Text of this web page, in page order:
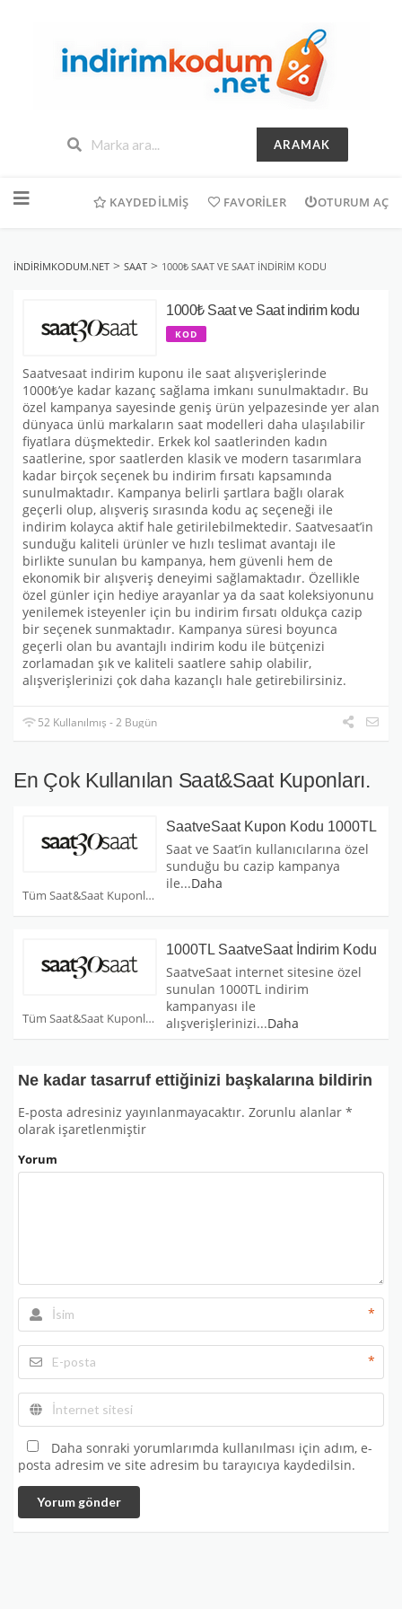
ARAMAK
geç
KAYDEDILMIŞ FAVORILER OTURUM AÇ
INDIRIMKODUM.NET > SAAT > 1000₺ SAAT VE SAAT INDIRIM KODU
1000₺ Saat ve Saat indirim kodu
KOD
Saatvesaat indirim kuponu ile saat alışverişlerinde
1000₺’ye kadar kazanç sağlama imkanı sunulmaktadır. Bu
özel kampanya sayesinde geniş ürün yelpazesinde yer alan
dünyaca ünlü markaların saat modelleri daha ulaşılabilir
fiyatlara düşmektedir. Erkek kol saatlerinden kadın
saatlerine, spor saatlerden klasik ve modern tasarımlara
kadar birçok seçenek bu indirim fırsatı kapsamında
sunulmaktadır. Kampanya belirli şartlara bağlı olarak
geçerli olup, alışveriş sırasında kodu aç seçeneği ile
indirim kolayca aktif hale getirilebilmektedir. Saatvesaat’in
sunduğu kaliteli ürünler ve hızlı teslimat avantajı ile
birlikte sunulan bu kampanya, hem güvenli hem de
ekonomik bir alışveriş deneyimi sağlamaktadır. Özellikle
özel günler için hediye arayanlar ya da saat koleksiyonunu
yenilemek isteyenler için bu indirim fırsatı oldukça cazip
bir seçenek sunmaktadır. Kampanya süresi boyunca
geçerli olan bu avantajlı indirim kodu ile bütçenizi
zorlamadan şık ve kaliteli saatlere sahip olabilir,
alışverişlerinizi çok daha kazançlı hale getirebilirsiniz.
52 Kullanılmış - 2 Bugün
En Çok Kullanılan Saat&Saat Kuponları.
Tüm Saat&Saat Kuponları
SaatveSaat Kupon Kodu 1000TL
Saat ve Saat’in kullanıcılarına özel
sunduğu bu cazip kampanya
ile...Daha
Tüm Saat&Saat Kuponları
1000TL SaatveSaat İndirim Kodu
SaatveSaat internet sitesine özel
sunulan 1000TL indirim
kampanyası ile
alışverişlerinizi...Daha
Ne kadar tasarruf ettiğinizi başkalarına bildirin
E-posta adresiniz yayınlanmayacaktır. Zorunlu alanlar *
olarak işaretlenmiştir
Yorum
*
*
Daha sonraki yorumlarımda kullanılması için adım, e-
posta adresim ve site adresim bu tarayıcıya kaydedilsin.
Yorum gönder